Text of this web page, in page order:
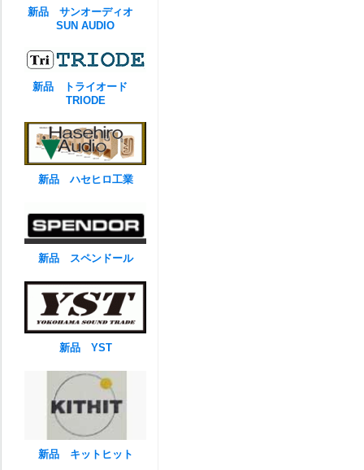
新品 サンオーディオ
SUN AUDIO
新品 トライオード
TRIODE
新品 ハセヒロ工業
新品 スペンドール
新品 YST
新品 キットヒット